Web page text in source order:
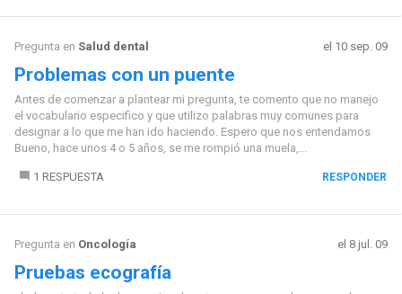
Pregunta en Salud dental el 10 sep. 09
Problemas con un puente
Antes de comenzar a plantear mi pregunta, te comento que no manejo
el vocabulario especifico y que utilizo palabras muy comunes para
designar a lo que me han ido haciendo. Espero que nos entendamos
Bueno, hace unos 4 o 5 años, se me rompió una muela,...
1 RESPUESTA RESPONDER
Pregunta en Oncología el 8 jul. 09
Pruebas ecografía